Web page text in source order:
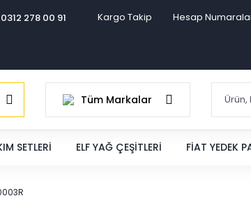
0312 278 00 91 Kargo Takip Hesap
Tüm Markalar
SETLERI ELF YAĞ ÇEŞITLERI FIAT YEDEK